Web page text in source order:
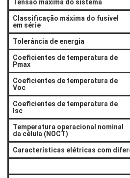
Tensão máxima do sistema
Classificação máxima do fusível
em série
Tolerância de energia
Coeficientes de temperatura de
Pmax
Coeficientes de temperatura de
Voc
Coeficientes de temperatura de
Isc
Temperatura operacional nominal
da célula (NOCT)
Características elétricas com